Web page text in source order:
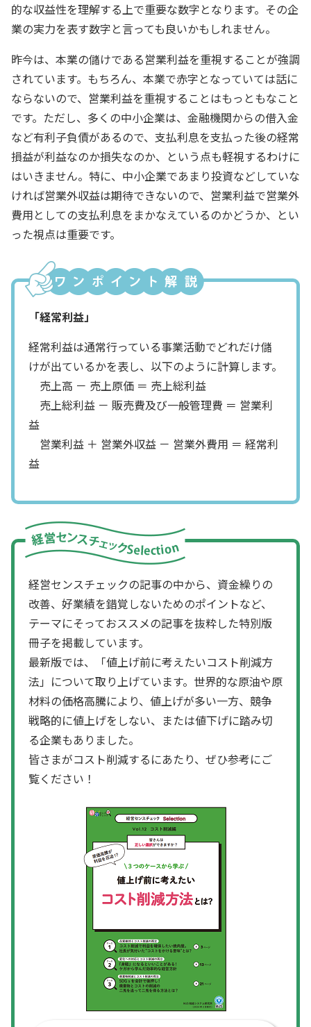
的な収益性を理解する上で重要な数字となります。その企
業の実力を表す数字と言っても良いかもしれません。
昨今は、本業の儲けである営業利益を重視することが強調
されています。もちろん、本業で赤字となっていては話に
ならないので、営業利益を重視することはもっともなこと
です。ただし、多くの中小企業は、金融機関からの借入金
など有利子負債があるので、支払利息を支払った後の経常
損益が利益なのか損失なのか、という点も軽視するわけに
はいきません。特に、中小企業であまり投資などしていな
ければ営業外収益は期待できないので、営業利益で営業外
費用としての支払利息をまかなえているのかどうか、とい
った視点は重要です。
「経常利益」
経常利益は通常行っている事業活動でどれだけ儲
けが出ているかを表し、以下のように計算します。
売上高 － 売上原価 ＝ 売上総利益
売上総利益 － 販売費及び一般管理費 ＝ 営業利
益
営業利益 ＋ 営業外収益 － 営業外費用 ＝ 経常利
益
経営センスチェックの記事の中から、資金繰りの
改善、好業績を錯覚しないためのポイントなど、
テーマにそっておススメの記事を抜粋した特別版
冊子を掲載しています。
最新版では、「値上げ前に考えたいコスト削減方
法」について取り上げています。世界的な原油や原
材料の価格高騰により、値上げが多い一方、競争
戦略的に値上げをしない、または値下げに踏み切
る企業もありました。
皆さまがコスト削減するにあたり、ぜひ参考にご
覧ください！